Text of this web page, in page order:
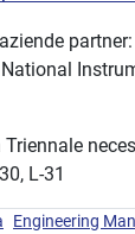
National
L-31
Engineering